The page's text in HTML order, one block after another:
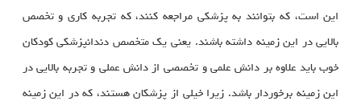
این است، که بتوانند به پزشکی مراجعه کنند، که تجربه کاری و تخصص
بالایی در این زمینه داشته باشند. یعنی یک متخصص دندانپزشکی کودکان
خوب باید علاوه بر دانش علمی و تخصصی از دانش عملی و تجربه بالایی در
این زمینه برخوردار باشد. زیرا خیلی از پزشکان هستند، که در این زمینه